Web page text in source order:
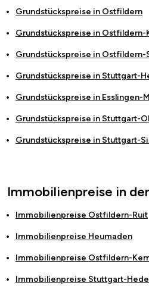
Grundstückspreise in Ostfildern
Grundstückspreise in Ostfildern-
Grundstückspreise in Ostfildern-
Grundstückspreise in Stuttgart-
Grundstückspreise in Esslingen-
Grundstückspreise in Stuttgart-
Grundstückspreise in Stuttgart-
Immobilienpreise in
Immobilienpreise Ostfildern-Ruit
Immobilienpreise Heumaden
Immobilienpreise Ostfildern-
Immobilienpreise Stuttgart-